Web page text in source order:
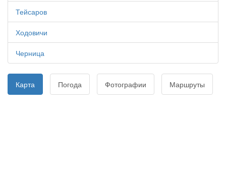
Тейсаров
Ходовичи
Черница
Карта Погода Фотографии Маршруты